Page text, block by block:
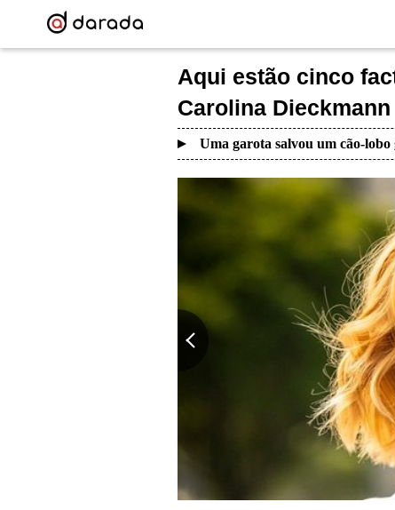
Aqui estão cinco
Carolina Dieckmann
Uma garota salvou um cão-